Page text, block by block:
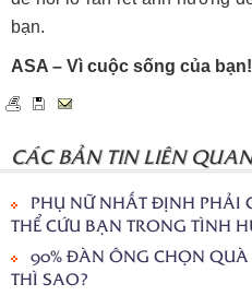
bạn.
ASA – Vì cuộc sống của bạn!
CÁC BẢN TIN LIÊN QUAN
PHỤ NỮ NHẤT ĐỊNH
THỂ CỨU BẠN TRONG TÌNH
90% ĐÀN ÔNG CHỌN
THÌ SAO?